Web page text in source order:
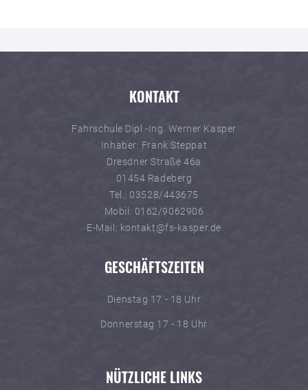
KONTAKT
Fahrschule Dipl.-Ing. Werner Kasper
Inhaber: Frank Steppat
Dresdner Straße 46a
01454 Radeberg
Tel.: 03528/443675
Mobil: 0162/9062906
E-Mail: kontakt@fs-kasper.de
GESCHÄFTSZEITEN
Dienstag 17 - 18 Uhr
Donnerstag 17 - 18 Uhr
NÜTZLICHE LINKS